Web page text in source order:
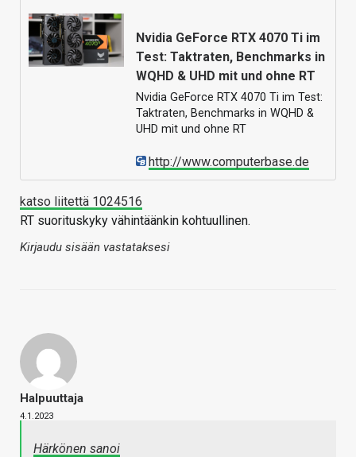
Nvidia GeForce RTX 4070 Ti im
Test: Taktraten, Benchmarks in
WQHD & UHD mit und ohne RT
Nvidia GeForce RTX 4070 Ti im Test:
Taktraten, Benchmarks in WQHD &
UHD mit und ohne RT
http://www.computerbase.de
katso liitettä 1024516
RT suorituskyky vähintäänkin kohtuullinen.
Kirjaudu sisään vastataksesi
Halpuuttaja
4.1.2023
Härkönen sanoi